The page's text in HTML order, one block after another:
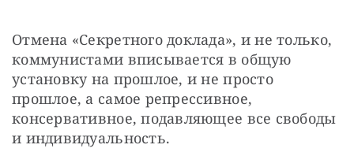
Отмена «Секретного доклада», и не только,
коммунистами вписывается в общую
установку на прошлое, и не просто
прошлое, а самое репрессивное,
консервативное, подавляющее все свободы
и индивидуальность.